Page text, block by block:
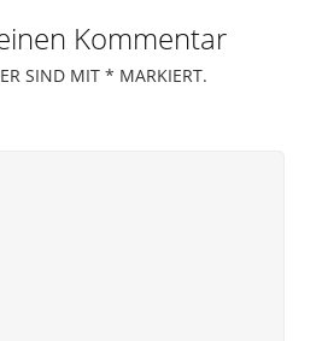
Kommentar
SIND MIT * MARKIERT.